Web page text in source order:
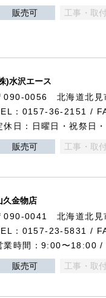
販売可 工事・取
)水沢エース
090-0056 北海道北見
：0157-36-2151 /
休日：日曜日・祝祭日
販売可 工事・取
久金物店
090-0041 北海道北見
：0157-23-5831 /
業時間：9:00〜18:00 /
販売可 工事・取